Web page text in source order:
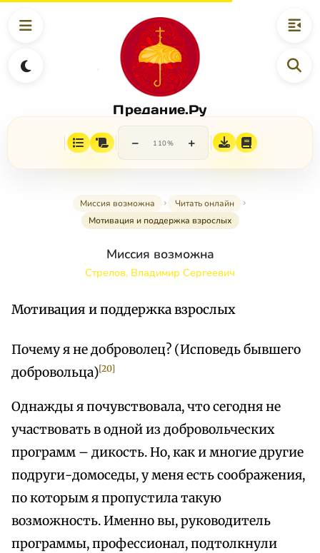
Предание.Ру
− 110% +
Миссия возможна
Читать онлайн
Мотивация и поддержка взрослых
Миссия возможна
Стрелов, Владимир Сергеевич
Мотивация и поддержка взрослых
Почему я не доброволец? (Исповедь бывшего
добровольца)[20]
Однажды я почувствовала, что сегодня не
участвовать в одной из добровольческих
программ – дикость. Но, как и многие другие
подруги-домоседы, у меня есть соображения,
по которым я пропустила такую
возможность. Именно вы, руководитель
программы, профессионал, подтолкнули